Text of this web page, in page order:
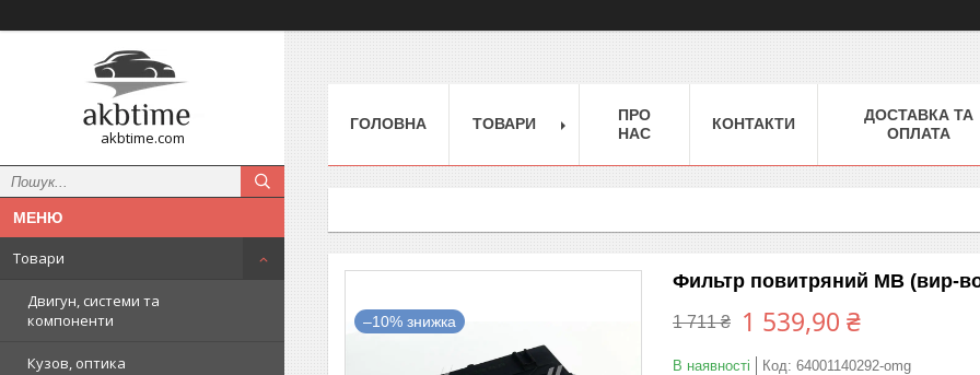
akbtime.com
Товари
Двигун, системи та
компоненти
Кузов, оптика
ГОЛОВНА ТОВАРИ
ПРО
НАС
КОНТАКТИ
ДОСТАВКА ТА
ОПЛАТА
–10%
Фильтр повитряний MB (вир-
1 711 ₴ 1 539,90 ₴
В наявності Код: 64001140292-omg